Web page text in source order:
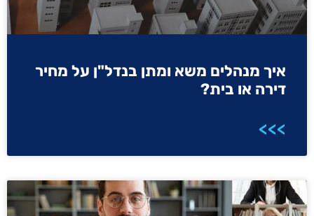
איך מנהלים משא ומתן בנדל"ן על מחיר
דירה או בית?
>>>